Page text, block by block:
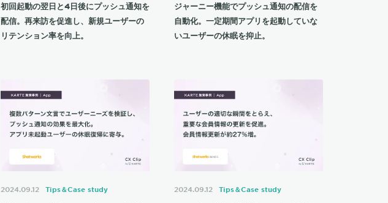
初回起動の翌日と4日後にプッシュ通知を
配信。再来訪を促進し、新規ユーザーの
リテンション率を向上。
ジャーニー機能でプッシュ通知の配信を
自動化。一定期間アプリを起動していな
いユーザーの休眠を抑止。
2024.09.12 Tips＆Case study 2024.09.12 Tips＆Case study